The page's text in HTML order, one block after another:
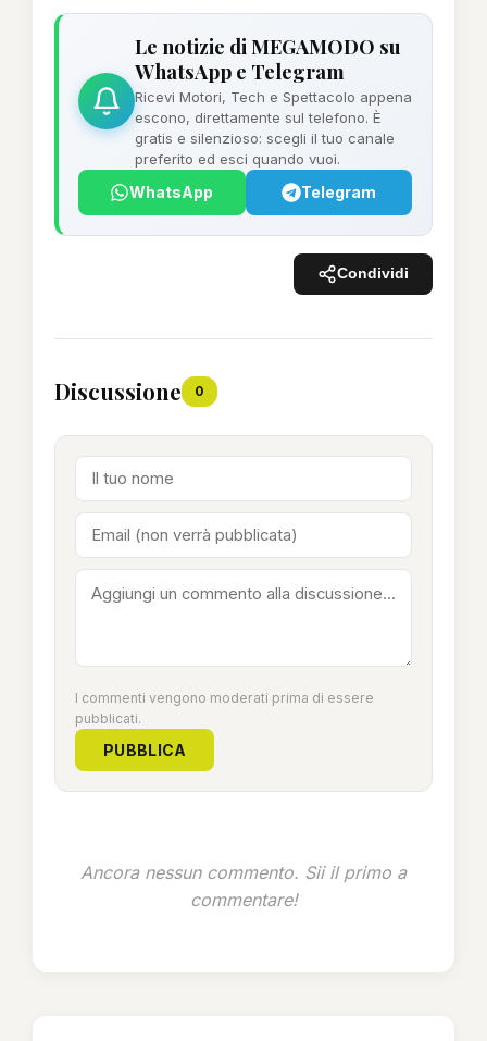
Le notizie di MEGAMODO su
WhatsApp e Telegram
Ricevi Motori, Tech e Spettacolo appena
escono, direttamente sul telefono. È
gratis e silenzioso: scegli il tuo canale
preferito ed esci quando vuoi.
WhatsApp Telegram
Condividi
Discussione 0
I commenti vengono moderati prima di essere
pubblicati.
PUBBLICA
Ancora nessun commento. Sii il primo a
commentare!